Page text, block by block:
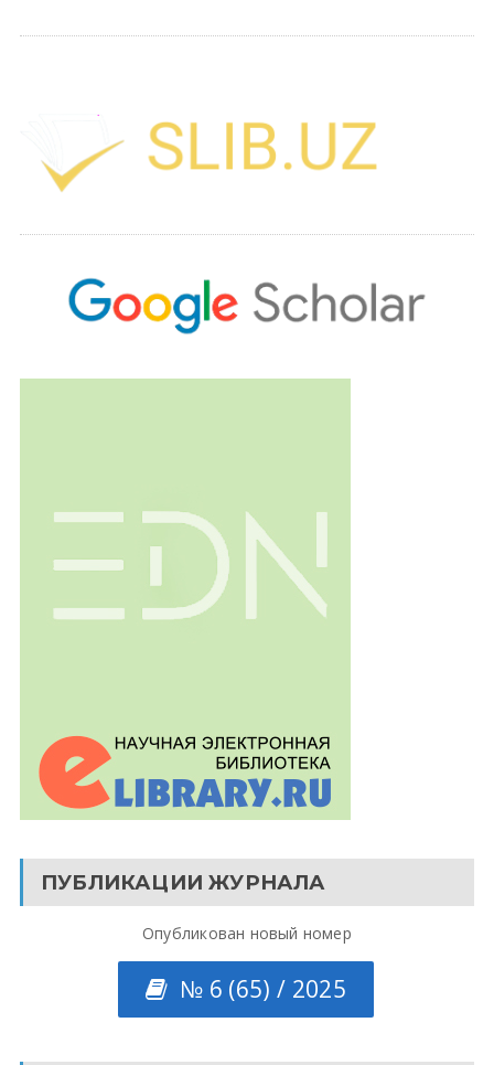
ПУБЛИКАЦИИ ЖУРНАЛА
Опубликован новый номер
№ 6 (65) / 2025